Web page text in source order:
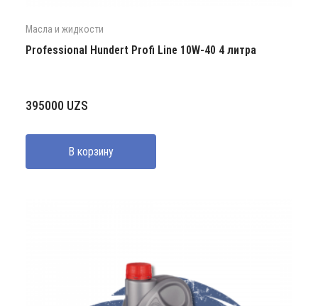
Масла и жидкости
Professional Hundert Profi Line 10W-40 4 литра
395000 UZS
В корзину